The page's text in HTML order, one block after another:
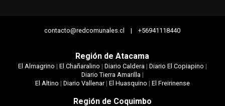
contacto@redcomunales.cl | +56941118440
Región de Atacama
El Almagrino | El Chañaralino | Diario Caldera| Diario El Copiapino |
Diario Tierra Amarilla|
El Altino | Diario Vallenar| El Huasquino | El Freirinense
Región de Coquimbo